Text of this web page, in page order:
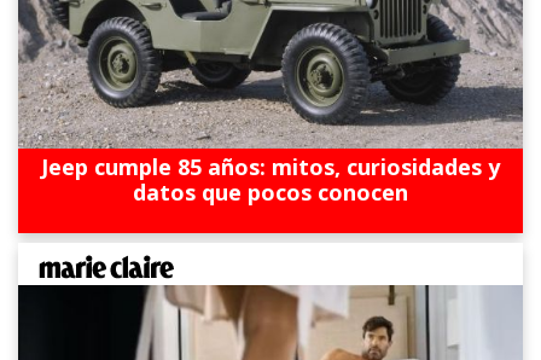
Jeep cumple 85 años: mitos, curiosidades y
datos que pocos conocen